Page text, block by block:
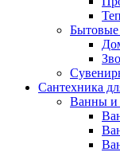
Сантехника
Ванны и